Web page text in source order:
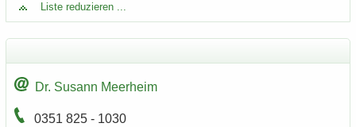
Liste re­du­zie­ren ...
Dr. Su­sann Meer­heim
0351 825 - 1030